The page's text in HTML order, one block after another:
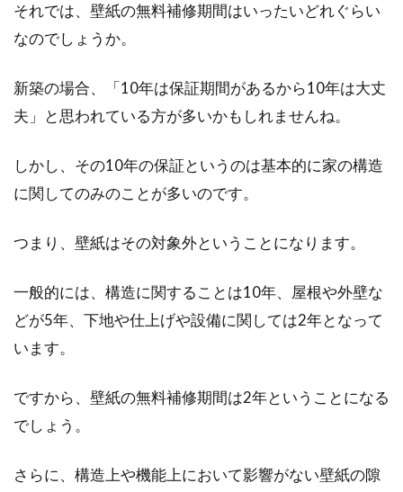
それでは、壁紙の無料補修期間はいったいどれぐらい
なのでしょうか。
新築の場合、「10年は保証期間があるから10年は大丈
夫」と思われている方が多いかもしれませんね。
しかし、その10年の保証というのは基本的に家の構造
に関してのみのことが多いのです。
つまり、壁紙はその対象外ということになります。
一般的には、構造に関することは10年、屋根や外壁な
どが5年、下地や仕上げや設備に関しては2年となって
います。
ですから、壁紙の無料補修期間は2年ということになる
でしょう。
さらに、構造上や機能上において影響がない壁紙の隙